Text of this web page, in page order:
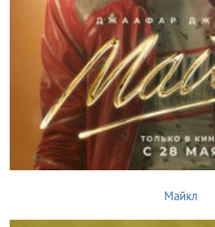
Майкл